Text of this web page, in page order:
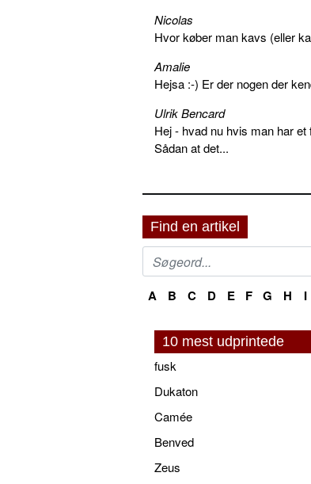
Nicolas
Hvor køber man kavs (eller
Amalie
Hejsa :-) Er der nogen der
Ulrik Bencard
Hej - hvad nu hvis man har
Sådan at det...
Find en artikel
A B C D E F G H I
10 mest udprintede
fusk
Dukaton
Camée
Benved
Zeus